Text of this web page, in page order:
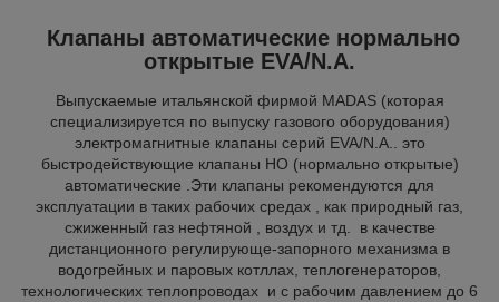
Клапаны автоматические нормально
открытые EVA/N.A.
Выпускаемые итальянской фирмой MADAS (которая
специализируется по выпуску газового оборудования)
электромагнитные клапаны серий EVA/N.A.. это
быстродействующие клапаны НО (нормально открытые)
автоматические .Эти клапаны рекомендуются для
эксплуатации в таких рабочих средах , как природный газ,
сжиженный газ нефтяной , воздух и тд. в качестве
дистанционного регулирующе-запорного механизма в
водогрейных и паровых котллах, теплогенераторов,
технологических теплопроводах и с рабочим давлением до 6